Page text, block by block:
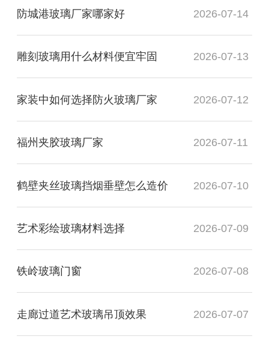
防城港玻璃厂家哪家好 2026-07-14
雕刻玻璃用什么材料便宜牢固 2026-07-13
家装中如何选择防火玻璃厂家 2026-07-12
福州夹胶玻璃厂家 2026-07-11
鹤壁夹丝玻璃挡烟垂壁怎么造价 2026-07-10
艺术彩绘玻璃材料选择 2026-07-09
铁岭玻璃门窗 2026-07-08
走廊过道艺术玻璃吊顶效果 2026-07-07